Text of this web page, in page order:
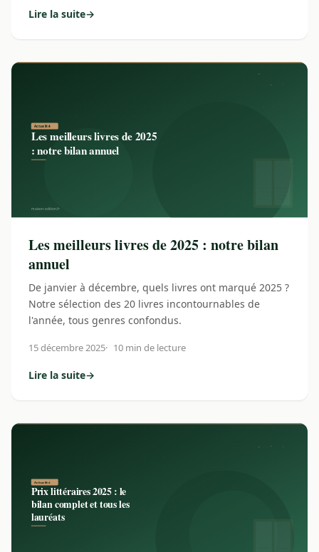
Lire la suite
: L'édition jeunesse en France : un marché florissant en
→
Les meilleurs livres de 2025 : notre bilan
annuel
De janvier à décembre, quels livres ont marqué 2025 ?
Notre sélection des 20 livres incontournables de
l'année, tous genres confondus.
15 décembre 2025 10 min de lecture
Lire la suite
: Les meilleurs livres de 2025 : notre bilan annuel
→